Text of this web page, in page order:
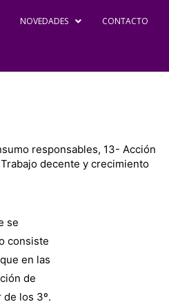
NOVEDADES CONTACTO
responsables, 13- Acción
decente y crecimiento
se
consiste
en las
de
los 3º.